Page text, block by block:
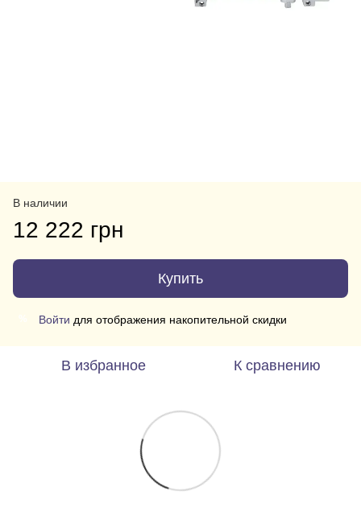
В наличии
12 222 грн
Купить
Войти для отображения накопительной скидки
В избранное К сравнению